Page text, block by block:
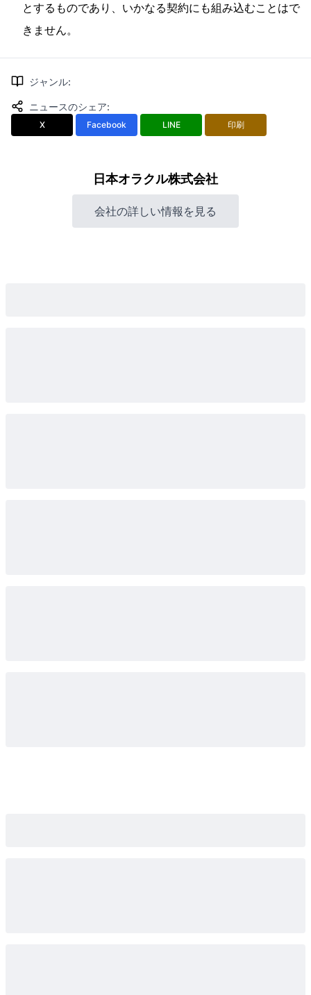
とするものであり、いかなる契約にも組み込むことはで
きません。
ジャンル:
ニュースのシェア:
X Facebook LINE 印刷
日本オラクル株式会社
会社の詳しい情報を見る